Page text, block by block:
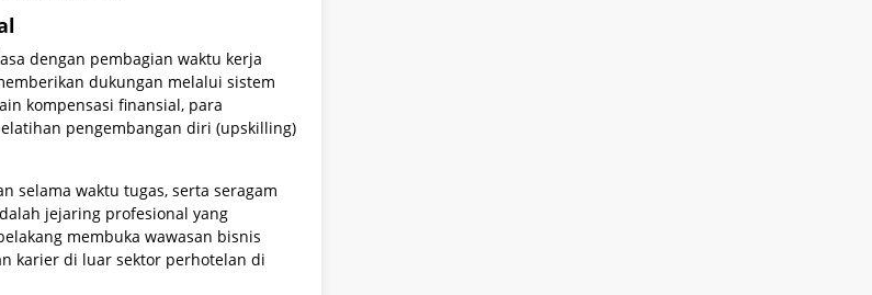
dengan pembagian waktu kerja
dukungan melalui sistem
kompensasi finansial, para
pengembangan diri (upskilling)
selama waktu tugas, serta seragam
jejaring profesional yang
membuka wawasan bisnis
karier di luar sektor perhotelan di